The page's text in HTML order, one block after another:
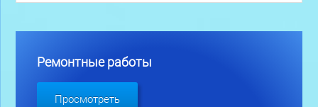
Ремонтные работы
Просмотреть